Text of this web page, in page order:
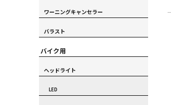
ワーニングキャンセラー
バラスト
バイク用
ヘッドライト
LED